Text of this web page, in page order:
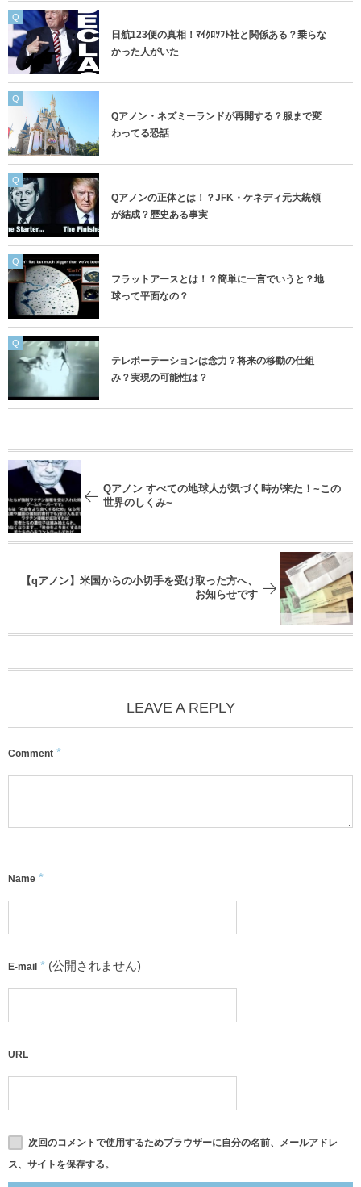
Q
日航123便の真相！ﾏｲｸﾛｿﾌﾄ社と関係ある？乗らな
かった人がいた
Q
Qアノン・ネズミーランドが再開する？服まで変
わってる恐話
Q
Qアノンの正体とは！？JFK・ケネディ元大統領
が結成？歴史ある事実
Q
フラットアースとは！？簡単に一言でいうと？地
球って平面なの？
Q
テレポーテーションは念力？将来の移動の仕組
み？実現の可能性は？
Qアノン すべての地球人が気づく時が来た！~この
世界のしくみ~
【qアノン】米国からの小切手を受け取った方へ、
お知らせです
LEAVE A REPLY
Comment *
Name *
E-mail * (公開されません)
URL
次回のコメントで使用するためブラウザーに自分の名前、メールアドレ
ス、サイトを保存する。